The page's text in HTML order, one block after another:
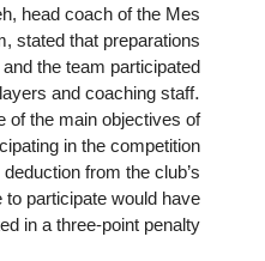
head coach of the Mes
stated that preparations
the team participated
and coaching staff.
of the main objectives of
in the competition
from the club’s
participate would have
in a three-point penalty.